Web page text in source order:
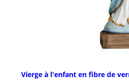
Vierge à l'enfant en fibre de